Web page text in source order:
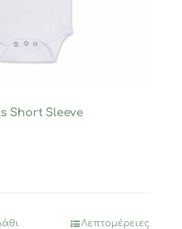
Short Sleeve
Λεπτομέρειες